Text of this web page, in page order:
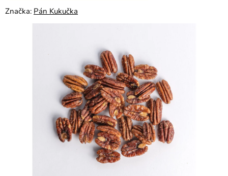
produktu
Značka: Pán Kukučka